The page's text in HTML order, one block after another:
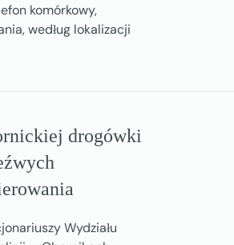
komórkowy,
według lokalizacji
drogówki
Wydziału